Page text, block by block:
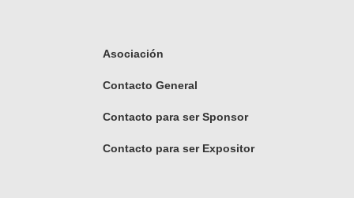
Asociación
Contacto General
Contacto para ser Sponsor
Contacto para ser Expositor